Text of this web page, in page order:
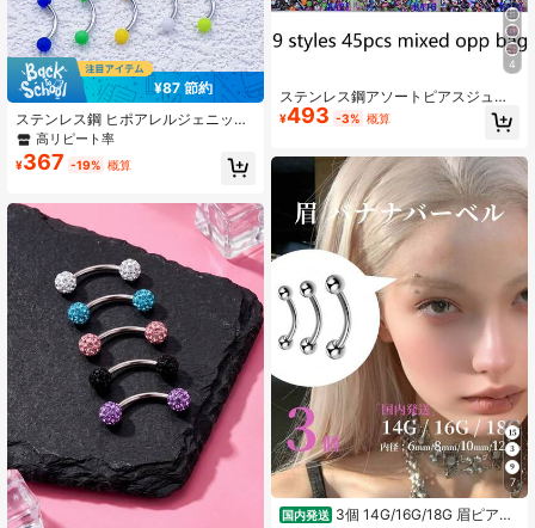
¥87 節約
ステンレス鋼 ヒポアレルジェニック
エレガントな眉毛リング 15個セッ
ト、マット アクリル キャンディーカ
ラー 眉毛リング、ピアス、パンク、
ン、学生、フェスティバル、大規模
イベントに適しています
高リピート率
¥367 -19% 概算
4
ステンレス鋼アソートピアスジュエ
リーセット 45個入り、9種類 各5
個、舌ピアス、眉ピアス、鼻ピア
¥493 -3% 概算
7
国内発送 3個 14G/16G/18G 眉ピアス